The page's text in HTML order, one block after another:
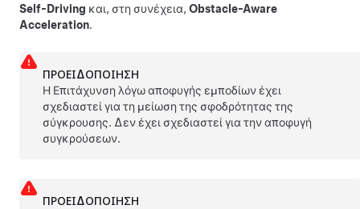
Self-Driving και, στη συνέχεια, Obstacle-Aware
Acceleration.
ΠΡΟΕΙΔΟΠΟΊΗΣΗ
Η Επιτάχυνση λόγω αποφυγής εμποδίων έχει
σχεδιαστεί για τη μείωση της σφοδρότητας της
σύγκρουσης. Δεν έχει σχεδιαστεί για την αποφυγή
συγκρούσεων.
ΠΡΟΕΙΔΟΠΟΊΗΣΗ